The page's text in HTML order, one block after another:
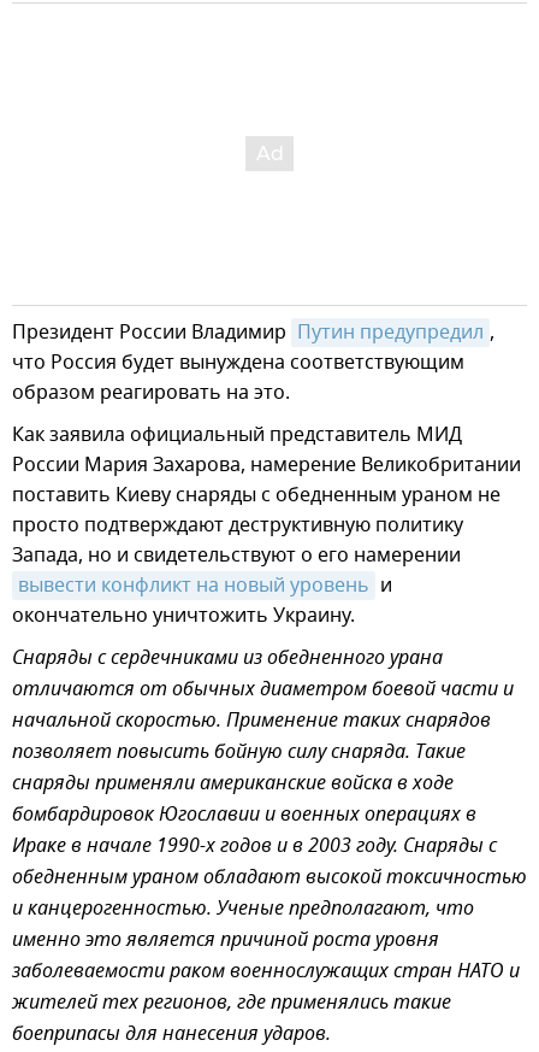
Президент России Владимир Путин предупредил ,
что Россия будет вынуждена соответствующим
образом реагировать на это.
Как заявила официальный представитель МИД
России Мария Захарова, намерение Великобритании
поставить Киеву снаряды с обедненным ураном не
просто подтверждают деструктивную политику
Запада, но и свидетельствуют о его намерении
вывести конфликт на новый уровень и
окончательно уничтожить Украину.
Снаряды с сердечниками из обедненного урана
отличаются от обычных диаметром боевой части и
начальной скоростью. Применение таких снарядов
позволяет повысить бойную силу снаряда. Такие
снаряды применяли американские войска в ходе
бомбардировок Югославии и военных операциях в
Ираке в начале 1990-х годов и в 2003 году. Снаряды с
обедненным ураном обладают высокой токсичностью
и канцерогенностью. Ученые предполагают, что
именно это является причиной роста уровня
заболеваемости раком военнослужащих стран НАТО и
жителей тех регионов, где применялись такие
боеприпасы для нанесения ударов.